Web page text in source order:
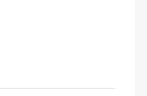
nuanta.